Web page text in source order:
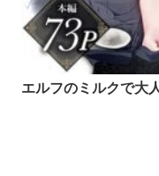
エルフのミルクで大